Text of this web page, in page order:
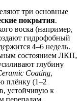
три основные
покрытия.
воска (например,
гидрофобный
4–6 недель.
состоянием ЛКП,
глубину
Coating,
плёнку (1–2
устойчивую к
перепадам.